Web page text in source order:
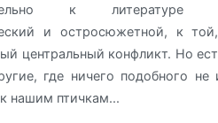
к литературе
и остросюжетной, к
центральный конфликт. Но
где ничего подобного не
нашим птичкам...